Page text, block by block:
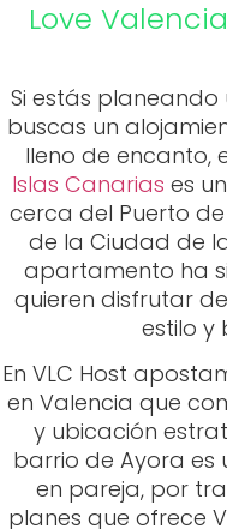
cerca del Puerto
de la Ciudad de
apartamento ha
quieren disfrutar
estilo y
En VLC Host
en Valencia que
y ubicación
barrio de Ayora es
en pareja, por
planes que ofrece
equilibrio perfecto
a los puntos
A tan solo
comercios, zonas
autobús, es el
explorar